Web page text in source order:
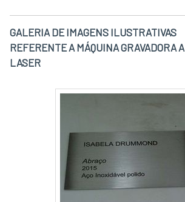
GALERIA DE IMAGENS ILUSTRATIVAS
REFERENTE A MÁQUINA GRAVADORA A
LASER